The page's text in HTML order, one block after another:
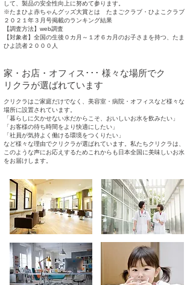
して、製品の安全性向上に努めて参ります。
※たまひよ赤ちゃんグッズ大賞とは たまごクラブ・ひよこクラブ
２０２１年３月号掲載のランキング結果
【調査方法】web調査
【対象者】全国の生後０カ月～１才６カ月のお子さまを持つ、たま
ひよ読者２０００人
家・お店・オフィス･･･ 様々な場所でク
リクラが選ばれています
クリクラはご家庭だけでなく、美容室・病院・オフィスなど様々な
場所に設置されています。
「暮らしに欠かせない水だからこそ、おいしいお水を飲みたい」
「お客様の待ち時間をより快適にしたい」
「社員が気持よく働ける環境をつくりたい」
など様々な理由でクリクラが選ばれています。私たちクリクラは、
このような声にお応えするためこれからも日本全国に美味しいお水
をお届けします。